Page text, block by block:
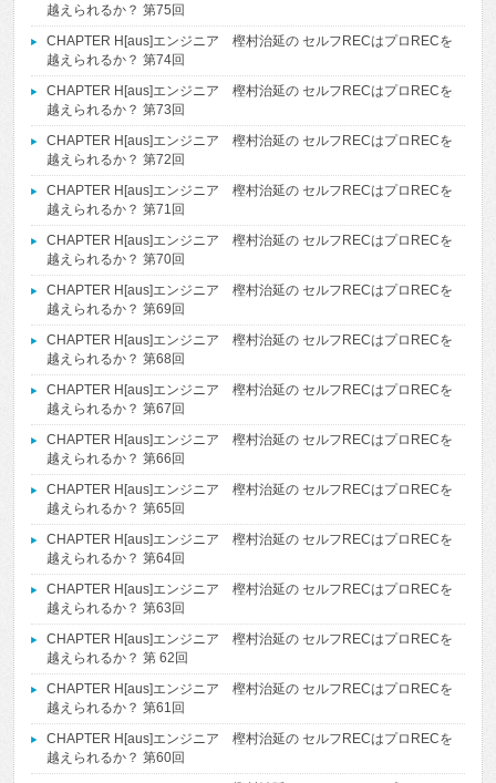
越えられるか？ 第75回
CHAPTER H[aus]エンジニア 樫村治延の セルフRECはプロRECを
越えられるか？ 第74回
CHAPTER H[aus]エンジニア 樫村治延の セルフRECはプロRECを
越えられるか？ 第73回
CHAPTER H[aus]エンジニア 樫村治延の セルフRECはプロRECを
越えられるか？ 第72回
CHAPTER H[aus]エンジニア 樫村治延の セルフRECはプロRECを
越えられるか？ 第71回
CHAPTER H[aus]エンジニア 樫村治延の セルフRECはプロRECを
越えられるか？ 第70回
CHAPTER H[aus]エンジニア 樫村治延の セルフRECはプロRECを
越えられるか？ 第69回
CHAPTER H[aus]エンジニア 樫村治延の セルフRECはプロRECを
越えられるか？ 第68回
CHAPTER H[aus]エンジニア 樫村治延の セルフRECはプロRECを
越えられるか？ 第67回
CHAPTER H[aus]エンジニア 樫村治延の セルフRECはプロRECを
越えられるか？ 第66回
CHAPTER H[aus]エンジニア 樫村治延の セルフRECはプロRECを
越えられるか？ 第65回
CHAPTER H[aus]エンジニア 樫村治延の セルフRECはプロRECを
越えられるか？ 第64回
CHAPTER H[aus]エンジニア 樫村治延の セルフRECはプロRECを
越えられるか？ 第63回
CHAPTER H[aus]エンジニア 樫村治延の セルフRECはプロRECを
越えられるか？ 第 62回
CHAPTER H[aus]エンジニア 樫村治延の セルフRECはプロRECを
越えられるか？ 第61回
CHAPTER H[aus]エンジニア 樫村治延の セルフRECはプロRECを
越えられるか？ 第60回